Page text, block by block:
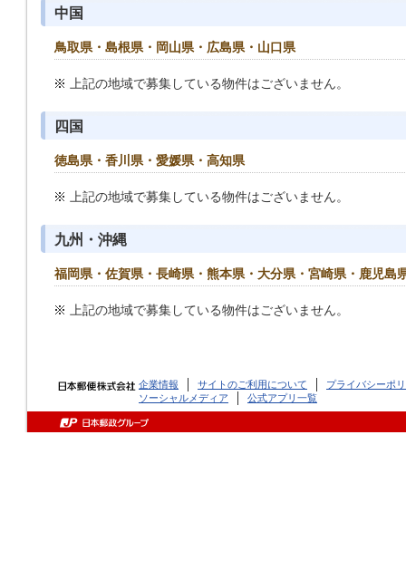
中国
鳥取県・島根県・岡山県・広島県・山口県
上記の地域で募集している物件はございません。
四国
徳島県・香川県・愛媛県・高知県
上記の地域で募集している物件はございません。
九州・沖縄
福岡県・佐賀県・長崎県・熊本県・大分県・宮崎県・鹿児島
上記の地域で募集している物件はございません。
企業情報 サイトのご利用について
プライバシーポ
ソーシャルメディア
公式アプリ一覧